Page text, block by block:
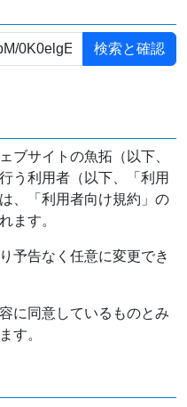
ブサイトの魚拓（以下、
う利用者（以下、「利用
、「利用者向け規約」の
ます。
予告なく任意に変更でき
に同意しているものとみ
す。